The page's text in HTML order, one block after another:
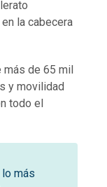
la cabecera
más de 65 mil
y movilidad
todo el
más